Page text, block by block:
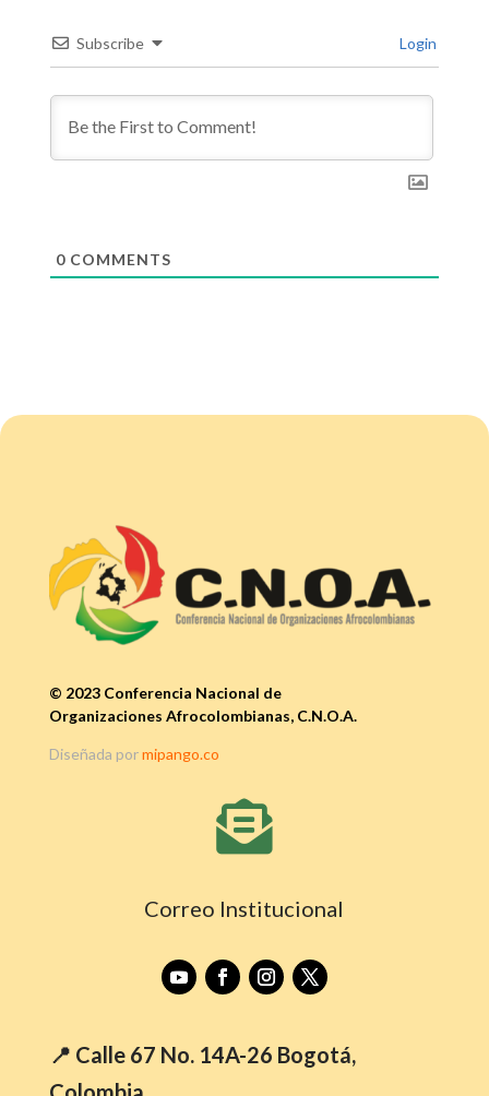
Subscribe Login
0COMMENTS
© 2023 Conferencia Nacional de
Organizaciones Afrocolombianas, C.N.O.A.
Diseñada pormipango.co

Correo Institucional
📍 Calle 67 No. 14A-26 Bogotá,